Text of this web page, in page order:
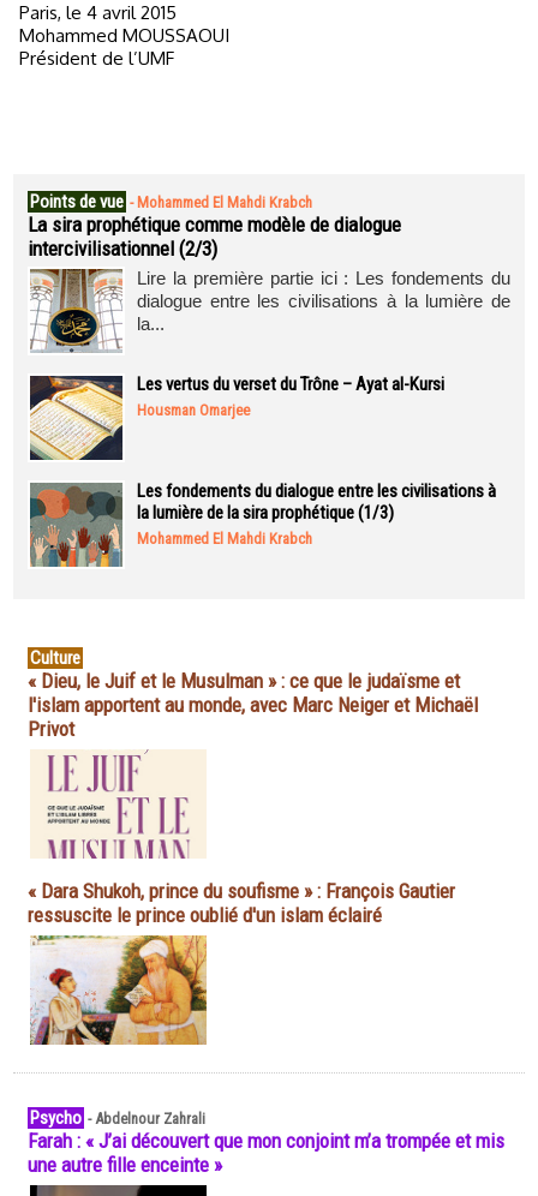
Paris, le 4 avril 2015
Mohammed MOUSSAOUI
Président de l’UMF
Points de vue - Mohammed El Mahdi Krabch
La sira prophétique comme modèle de dialogue
intercivilisationnel (2/3)
Lire la première partie ici : Les fondements du
dialogue entre les civilisations à la lumière de
la...
Les vertus du verset du Trône – Ayat al-Kursi
Housman Omarjee
Les fondements du dialogue entre les civilisations à
la lumière de la sira prophétique (1/3)
Mohammed El Mahdi Krabch
Culture
« Dieu, le Juif et le Musulman » : ce que le judaïsme et
l'islam apportent au monde, avec Marc Neiger et Michaël
Privot
« Dara Shukoh, prince du soufisme » : François Gautier
ressuscite le prince oublié d'un islam éclairé
Psycho -Abdelnour Zahrali
Farah : « J’ai découvert que mon conjoint m’a trompée et mis
une autre fille enceinte »